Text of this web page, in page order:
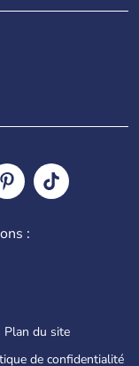
:
Plan du site
de confidentialité